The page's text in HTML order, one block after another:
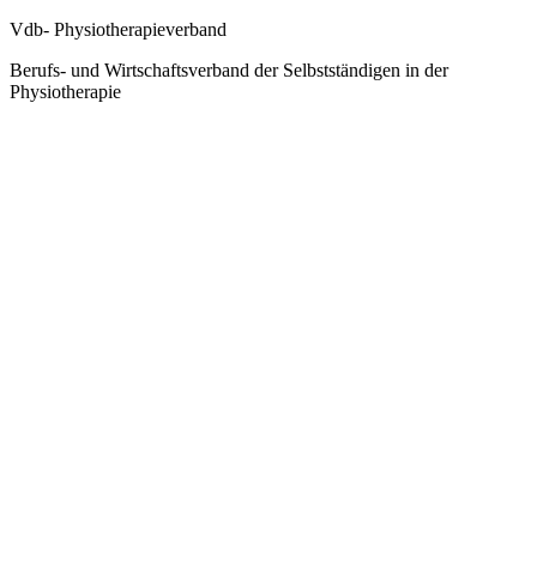
Vdb- Physiotherapieverband
Berufs- und Wirtschaftsverband der Selbstständigen in der
Physiotherapie